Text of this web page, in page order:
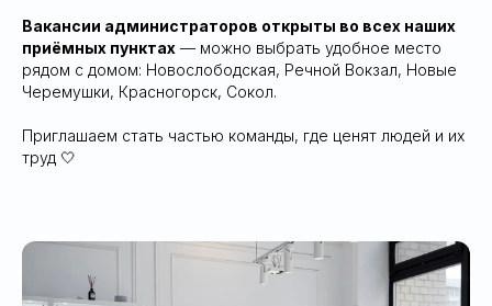
Вакансии администраторов открыты во всех наших
приёмных пунктах — можно выбрать удобное место
рядом с домом: Новослободская, Речной Вокзал, Новые
Черемушки, Красногорск, Сокол.
Приглашаем стать частью команды, где ценят людей и их
труд 🤍